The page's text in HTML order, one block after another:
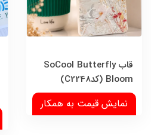
قاب SoCool Butterfly
Bloom (کدC2248)
نمایش قیمت به همکار